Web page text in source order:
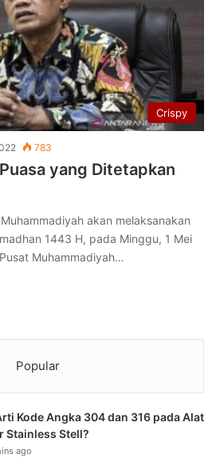
Crispy
783
yang Ditetapkan
akan melaksanakan
1443 H, pada Minggu, 1 Mei
Muhammadiyah…
Popular
Kode Angka 304 dan 316 pada Alat
Stainless Stell?
ago